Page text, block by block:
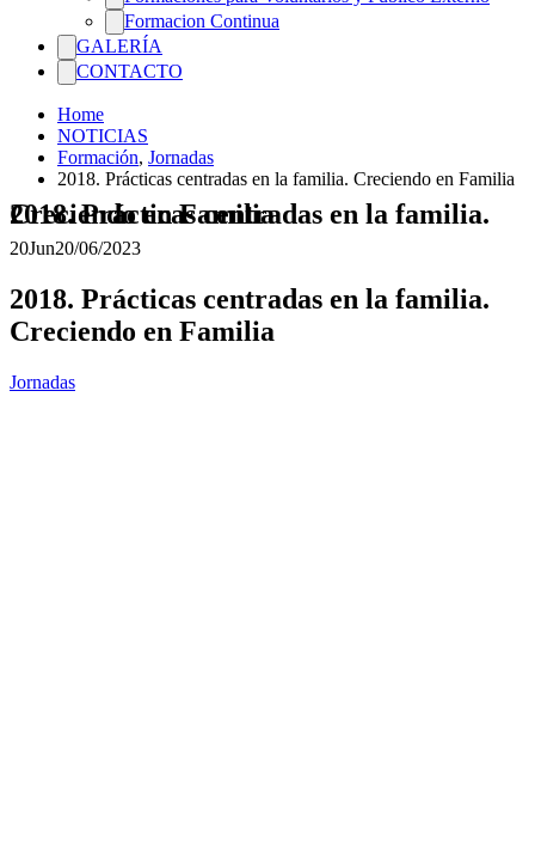
Formacion Continua
GALERÍA
CONTACTO
Home
NOTICIAS
Formación, Jornadas
2018. Prácticas centradas en la familia. Creciendo en Familia
2018. Prácticas centradas en la familia. Creciendo en Familia
20Jun20/06/2023
2018. Prácticas centradas en la familia.
Creciendo en Familia
Jornadas